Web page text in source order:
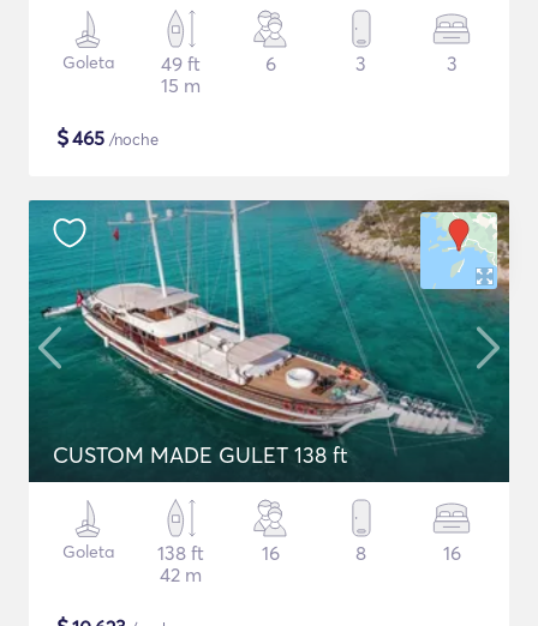
Goleta
49 ft
15 m
6 3 3
$465 /noche
CUSTOM MADE GULET 138 ft
Goleta
138 ft
42 m
16 8 16